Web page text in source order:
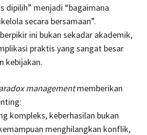
dipilih” menjadi “bagaimana
secara bersamaan”.
ini bukan sekadar akademik,
praktis yang sangat besar
kebijakan.
managementmemberikan
kompleks, keberhasilan bukan
menghilangkan konflik,